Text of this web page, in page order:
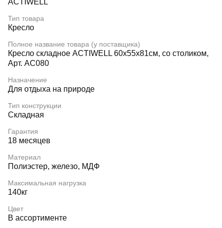
ACTIWELL
Тип товара
Кресло
Полное название товара (у поставщика)
Кресло складное ACTIWELL 60х55х81см, со столиком,
Арт. AC080
Назначение
Для отдыха на природе
Тип конструкции
Складная
Гарантия
18 месяцев
Материал
Полиэстер, железо, МДФ
Максимальная нагрузка
140кг
Цвет
В ассортименте